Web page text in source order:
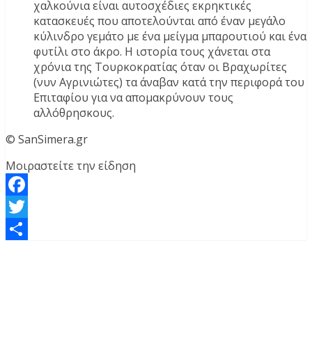
χαλκούνια είναι αυτοσχέδιες εκρηκτικές
κατασκευές που αποτελούνται από έναν μεγάλο
κύλινδρο γεμάτο με ένα μείγμα μπαρουτιού και ένα
φυτίλι στο άκρο. Η ιστορία τους χάνεται στα
χρόνια της Τουρκοκρατίας όταν οι Βραχωρίτες
(νυν Αγρινιώτες) τα άναβαν κατά την περιφορά του
Επιταφίου για να απομακρύνουν τους
αλλόθρησκους.
© SanSimera.gr
Μοιραστείτε την είδηση
Facebook
Twitter